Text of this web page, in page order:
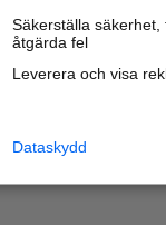
Säkerställa
åtgärda fel
Leverera och visa
Dataskydd